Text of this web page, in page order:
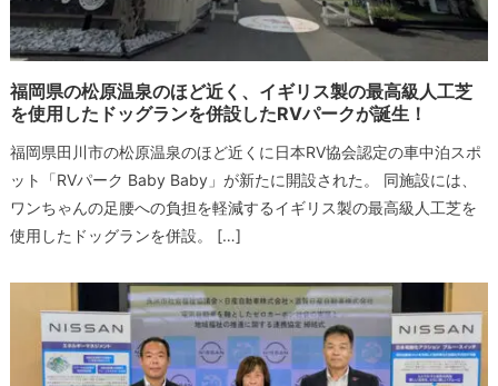
福岡県の松原温泉のほど近く、イギリス製の最高級人工芝
を使用したドッグランを併設したRVパークが誕生！
福岡県田川市の松原温泉のほど近くに日本RV協会認定の車中泊スポ
ット「RVパーク Baby Baby」が新たに開設された。 同施設には、
ワンちゃんの足腰への負担を軽減するイギリス製の最高級人工芝を
使用したドッグランを併設。 […]